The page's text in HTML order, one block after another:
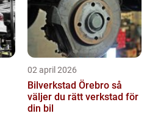
02 april 2026
Bilverkstad Örebro så
väljer du rätt verkstad för
din bil